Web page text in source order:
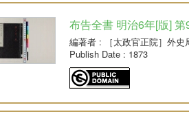
布告全書 明治6年[版] 第
編著者 : ［太政官正院］外史
Publish Date : 1873